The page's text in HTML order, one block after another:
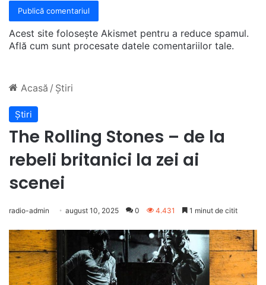
Acest site folosește Akismet pentru a reduce spamul.
Află cum sunt procesate datele comentariilor tale.